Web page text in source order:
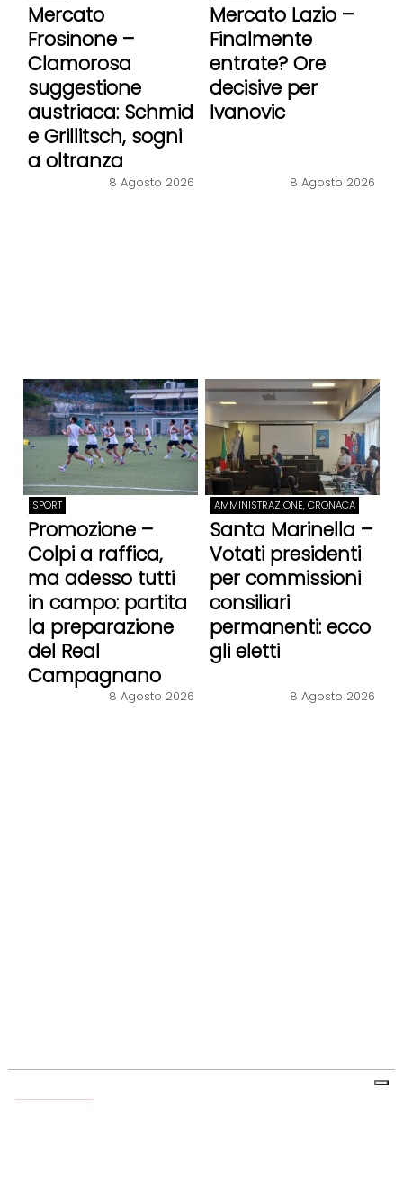
Mercato
Frosinone –
Clamorosa
suggestione
austriaca: Schmid
e Grillitsch, sogni
a oltranza
8 Agosto 2026
Mercato Lazio –
Finalmente
entrate? Ore
decisive per
Ivanovic
8 Agosto 2026
SPORT
Promozione –
Colpi a raffica,
ma adesso tutti
in campo: partita
la preparazione
del Real
Campagnano
8 Agosto 2026
AMMINISTRAZIONE, CRONACA
Santa Marinella –
Votati presidenti
per commissioni
consiliari
permanenti: ecco
gli eletti
8 Agosto 2026